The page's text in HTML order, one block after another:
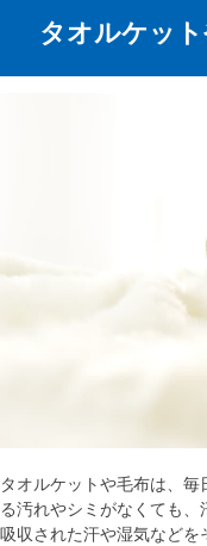
タオルケッ
タオルケットや毛布は、毎
る汚れやシミがなくても、
吸収された汗や湿気など